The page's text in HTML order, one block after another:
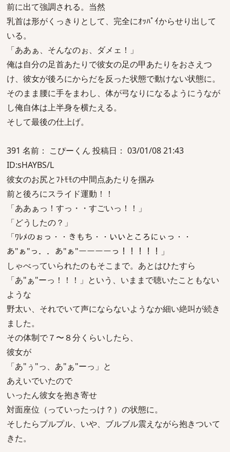
前に出て強調される。当然
乳首は形がくっきりとして、完全にｵｯﾊﾟｲからせり出して
いる。
「ああぁ、そんなのぉ、ダメェ！」
俺は自分の足首あたりで彼女の足の甲あたりをおさえつ
け、彼女が後ろにからだを反った状態で動けない状態に。
そのまま腰に手をまわし、体が弓なりになるようにうなが
し俺自体は上半身を横たえる。
そして最後の仕上げ。
391 名前： こぴーくん 投稿日： 03/01/08 21:43
ID:sHAYBS/L
彼女のお尻とﾌﾄﾓﾓの中間点あたりを掴み
前と後ろにスライド運動！！
「ああぁっ！すっ・・すごいっ！！」
「どうしたの？」
「ﾜﾚﾒのぉっ・・きもち・・いいところにぃっ・・
あ"ぁ"っ．．あ"ぁ"ーーーーっ！！！！！」
しゃべっていられたのもそこまで。あとはひたすら
「あ"ぁ"ーっ！！！」という、いままで聴いたこともない
ような
野太い、それでいて声にならないようなか細い絶叫が続き
ました。
その体制で７〜８分くらいしたら、
彼女が
「あ"ぅ"っ、あ"ぁ"ーっ」と
あえいでいたので
いったん彼女を抱き寄せ
対面座位（っていったっけ？）の状態に。
そしたらプルプル、いや、ブルブル震えながら抱きついて
きた。